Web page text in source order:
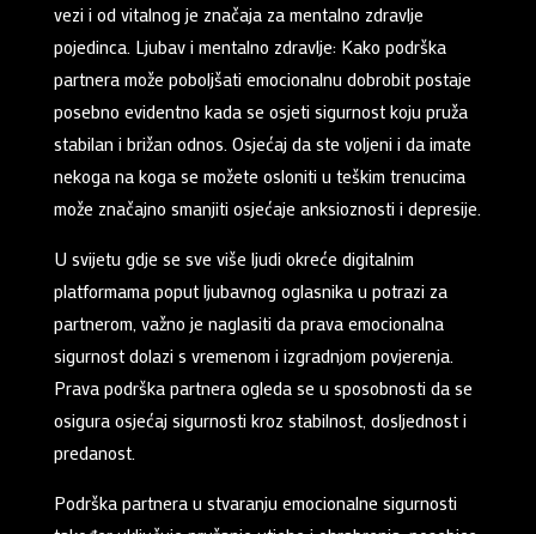
vezi i od vitalnog je značaja za mentalno zdravlje
pojedinca. Ljubav i mentalno zdravlje: Kako podrška
partnera može poboljšati emocionalnu dobrobit postaje
posebno evidentno kada se osjeti sigurnost koju pruža
stabilan i brižan odnos. Osjećaj da ste voljeni i da imate
nekoga na koga se možete osloniti u teškim trenucima
može značajno smanjiti osjećaje anksioznosti i depresije.
U svijetu gdje se sve više ljudi okreće digitalnim
platformama poput ljubavnog oglasnika u potrazi za
partnerom, važno je naglasiti da prava emocionalna
sigurnost dolazi s vremenom i izgradnjom povjerenja.
Prava podrška partnera ogleda se u sposobnosti da se
osigura osjećaj sigurnosti kroz stabilnost, dosljednost i
predanost.
Podrška partnera u stvaranju emocionalne sigurnosti